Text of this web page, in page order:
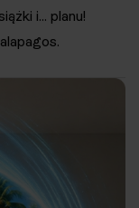
i... planu!